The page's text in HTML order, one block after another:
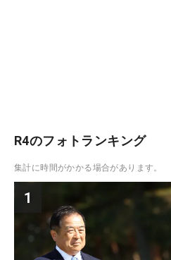
R4のフォトランキング
集計に時間がかかる場合があります。
1